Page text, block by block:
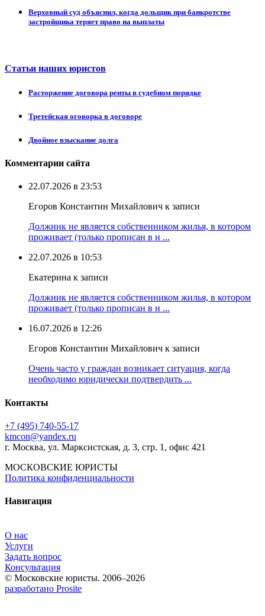
Верховный суд объяснил, когда дольщик при банкротстве
застройщика теряет право на выплаты
Статьи наших юристов
Расторжение договора ренты в судебном порядке
Третейская оговорка в договоре
Двойное взыскание долга
Комментарии сайта
22.07.2026 в 23:53
Егоров Константин Михайлович к записи
Должник не является собственником жилья, в котором
проживает (только прописан в н ...
22.07.2026 в 10:53
Екатерина к записи
Должник не является собственником жилья, в котором
проживает (только прописан в н ...
16.07.2026 в 12:26
Егоров Константин Михайлович к записи
Очень часто у граждан возникает ситуация, когда
необходимо юридически подтвердить ...
Контакты
+7 (495) 740‑55‑17
kmcon@yandex.ru
г. Москва, ул. Марксистская, д. 3, стр. 1, офис 421
МОСКОВСКИЕ ЮРИСТЫ
Политика конфиденциальности
Навигация
О нас
Услуги
Задать вопрос
Консультация
© Московские юристы. 2006–2026
разработано Prosite